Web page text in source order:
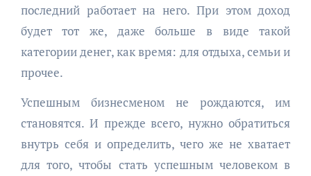
последний работает на него. При этом доход
будет тот же, даже больше в виде такой
категории денег, как время: для отдыха, семьи и
прочее.
Успешным бизнесменом не рождаются, им
становятся. И прежде всего, нужно обратиться
внутрь себя и определить, чего же не хватает
для того, чтобы стать успешным человеком в